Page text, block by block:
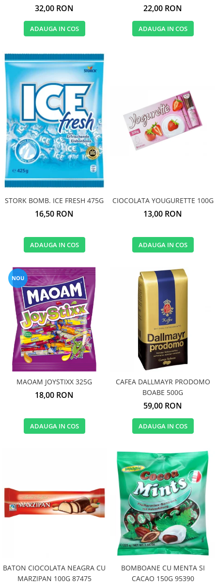
32,00 RON
ADAUGA IN COS
22,00 RON
ADAUGA IN COS
STORK BOMB. ICE FRESH 475G
16,50 RON
ADAUGA IN COS
CIOCOLATA YOUGURETTE 100G
13,00 RON
ADAUGA IN COS
NOU
MAOAM JOYSTIXX 325G
18,00 RON
ADAUGA IN COS
CAFEA DALLMAYR PRODOMO
BOABE 500G
59,00 RON
ADAUGA IN COS
BATON CIOCOLATA NEAGRA CU
MARZIPAN 100G 87475
BOMBOANE CU MENTA SI
CACAO 150G 95390